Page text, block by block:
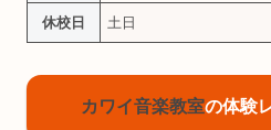
休校日 土日
カワイ音楽教室の体験